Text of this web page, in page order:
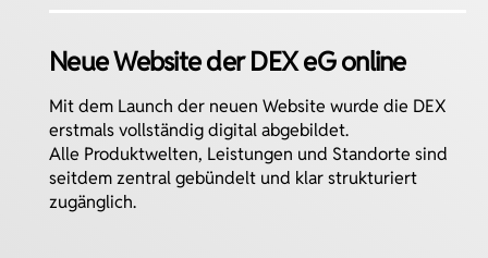
Neue Website der DEX eG online
Mit dem Launch der neuen Website wurde die DEX
erstmals vollständig digital abgebildet.
Alle Produktwelten, Leistungen und Standorte sind
seitdem zentral gebündelt und klar strukturiert
zugänglich.